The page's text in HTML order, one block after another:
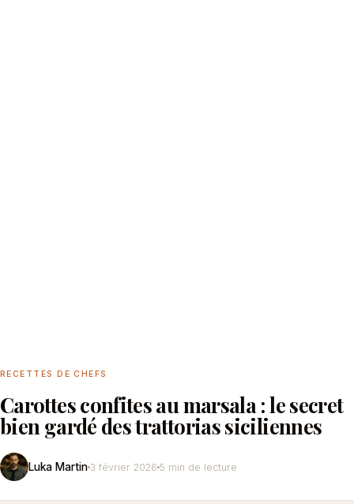
RECETTES DE CHEFS
Carottes confites au marsala : le secret
bien gardé des trattorias siciliennes
Luka Martin 3 février 2026 5 min de lecture